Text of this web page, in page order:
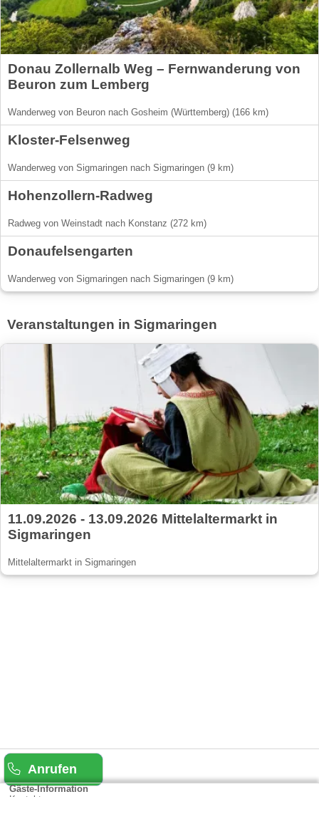
Donau Zollernalb Weg – Fernwanderung von
Beuron zum Lemberg
Wanderweg von Beuron nach Gosheim (Württemberg) (166 km)
Kloster-Felsenweg
Wanderweg von Sigmaringen nach Sigmaringen (9 km)
Hohenzollern-Radweg
Radweg von Weinstadt nach Konstanz (272 km)
Donaufelsengarten
Wanderweg von Sigmaringen nach Sigmaringen (9 km)
Veranstaltungen in Sigmaringen
11.09.2026 - 13.09.2026 Mittelaltermarkt in
Sigmaringen
Mittelaltermarkt in Sigmaringen
Anrufen
Gäste-Information
Kontakt